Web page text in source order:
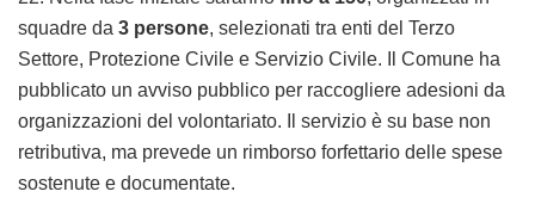
squadre da 3 persone, selezionati tra enti del Terzo
Settore, Protezione Civile e Servizio Civile. Il Comune ha
pubblicato un avviso pubblico per raccogliere adesioni da
organizzazioni del volontariato. Il servizio è su base non
retributiva, ma prevede un rimborso forfettario delle spese
sostenute e documentate.